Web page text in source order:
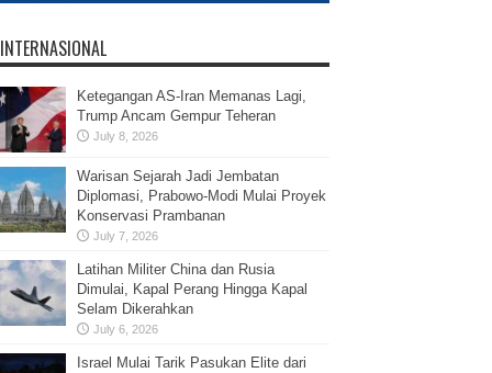
INTERNASIONAL
Ketegangan AS-Iran Memanas Lagi,
Trump Ancam Gempur Teheran
July 8, 2026
Warisan Sejarah Jadi Jembatan
Diplomasi, Prabowo-Modi Mulai Proyek
Konservasi Prambanan
July 7, 2026
Latihan Militer China dan Rusia
Dimulai, Kapal Perang Hingga Kapal
Selam Dikerahkan
July 6, 2026
Israel Mulai Tarik Pasukan Elite dari